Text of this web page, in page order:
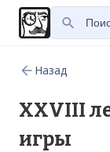
Назад
XXVIII
игры